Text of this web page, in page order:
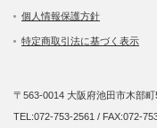
個人情報保護方針
特定商取引法に基づく表示
〒563-0014 大阪府池田市木部
TEL:072-753-2561 / FAX:072-